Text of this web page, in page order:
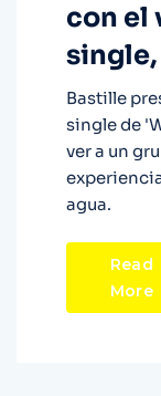
con el
single,
Bastille
single de
ver a un
agua.
Read
More